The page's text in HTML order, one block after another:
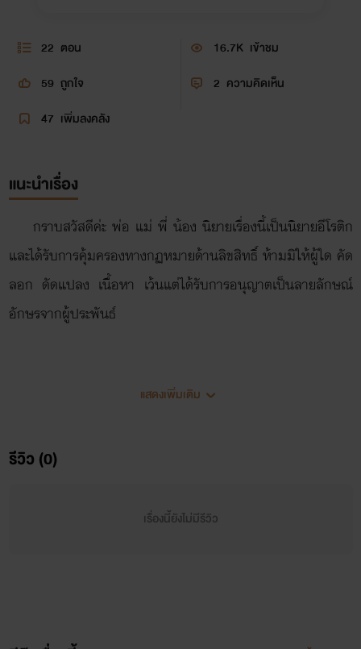
22 ตอน 16.7K เข้าชม
59 ถูกใจ 2 ความคิดเห็น
47 เพิ่มลงคลัง
แนะนำเรื่อง
กราบสวัสดีค่ะ พ่อ แม่ พี่ น้อง นิยายเรื่องนี้เป็นนิยายอีโรติก
และได้รับการคุ้มครองทางกฏหมายด้านลิขสิทธิ์ ห้ามมิให้ผู้ใด คัด
ลอก ดัดแปลง เนื้อหา เว้นแต่ได้รับการอนุญาตเป็นลายลักษณ์
อักษรจากผู้ประพันธ์
สวาทหลอมรัก
“จะทำอีกเหรอ ไหนว่าจะอาบน้ำไง”
แสดงเพิ่มเติม
รีวิว (0)
เรื่องนี้ยังไม่มีรีวิว